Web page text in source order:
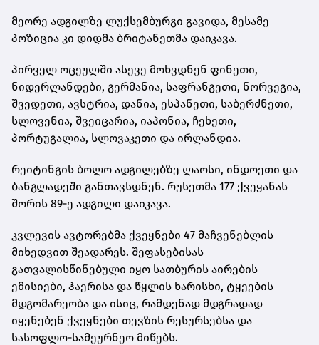
მეორე ადგილზე ლუქსემბურგი გავიდა, მესამე
პოზიცია კი დიდმა ბრიტანეთმა დაიკავა.
პირველ ოცეულში ასევე მოხვდნენ ფინეთი,
ნიდერლანდები, გერმანია, საფრანგეთი, ნორვეგია,
შვედეთი, ავსტრია, დანია, ესპანეთი, საბერძნეთი,
სლოვენია, შვეიცარია, იაპონია, ჩეხეთი,
პორტუგალია, სლოვაკეთი და ირლანდია.
რეიტინგის ბოლო ადგილებზე ლაოსი, ინდოეთი და
ბანგლადეში განთავსდნენ. რუსეთმა 177 ქვეყანას
შორის 89-ე ადგილი დაიკავა.
კვლევის ავტორებმა ქვეყნები 47 მაჩვენებლის
მიხედვით შეადარეს. შეფასებისას
გათვალისწინებული იყო სათბურის აირების
ემისიები, ჰაერისა და წყლის ხარისხი, ტყეების
მდგომარეობა და ისიც, რამდენად მდგრადად
იყენებენ ქვეყნები თევზის რესურსებსა და
სასოფლო-სამეურნეო მიწებს.